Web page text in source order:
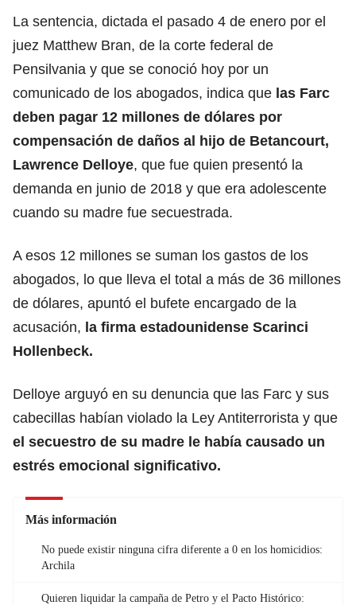
La sentencia, dictada el pasado 4 de enero por el
juez Matthew Bran, de la corte federal de
Pensilvania y que se conoció hoy por un
comunicado de los abogados, indica que las Farc
deben pagar 12 millones de dólares por
compensación de daños al hijo de Betancourt,
Lawrence Delloye, que fue quien presentó la
demanda en junio de 2018 y que era adolescente
cuando su madre fue secuestrada.
A esos 12 millones se suman los gastos de los
abogados, lo que lleva el total a más de 36 millones
de dólares, apuntó el bufete encargado de la
acusación, la firma estadounidense Scarinci
Hollenbeck.
Delloye arguyó en su denuncia que las Farc y sus
cabecillas habían violado la Ley Antiterrorista y que
el secuestro de su madre le había causado un
estrés emocional significativo.
Más información
No puede existir ninguna cifra diferente a 0 en los homicidios:
Archila
Quieren liquidar la campaña de Petro y el Pacto Histórico: